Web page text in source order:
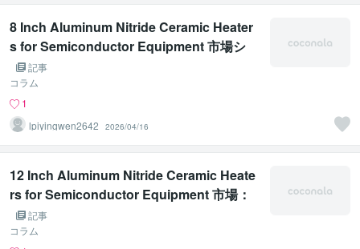
8 Inch Aluminum Nitride Ceramic Heater
s for Semiconductor Equipment 市場シ
ェア、収益、価格、成長率ランキング分析
レポート 2026-2032
記事
コラム
1
lpiyingwen2642
2026/04/16
12 Inch Aluminum Nitride Ceramic Heate
rs for Semiconductor Equipment 市場：
競争力動向と2026年までの世界展望
記事
コラム